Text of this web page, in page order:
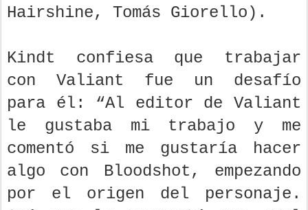
Hairshine, Tomás Giorello).
Kindt confiesa que trabajar
con Valiant fue un desafío
para él: “Al editor de Valiant
le gustaba mi trabajo y me
comentó si me gustaría hacer
algo con Bloodshot, empezando
por el origen del personaje.